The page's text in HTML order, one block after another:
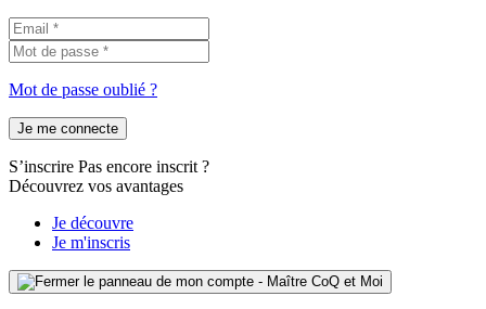
Mot de passe oublié ?
Je me connecte
S’inscrire Pas encore inscrit ?
Découvrez vos avantages
Je découvre
Je m'inscris